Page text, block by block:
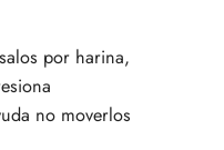
por harina,
no moverlos